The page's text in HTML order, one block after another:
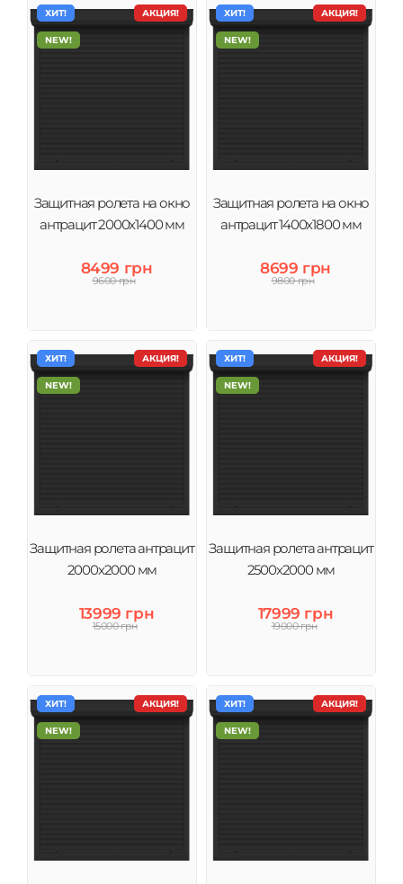
АКЦИЯ!
ХИТ!
NEW!
Защитная ролета на окно
антрацит 2000х1400 мм
8499 грн
9600 грн
АКЦИЯ!
ХИТ!
NEW!
Защитная ролета на окно
антрацит 1400х1800 мм
8699 грн
9800 грн
АКЦИЯ!
ХИТ!
NEW!
Защитная ролета антрацит
2000х2000 мм
13999 грн
15000 грн
АКЦИЯ!
ХИТ!
NEW!
Защитная ролета антрацит
2500х2000 мм
17999 грн
19000 грн
АКЦИЯ!
ХИТ!
NEW!
АКЦИЯ!
ХИТ!
NEW!